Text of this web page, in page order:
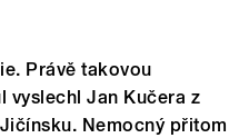
Právě takovou
vyslechl Jan Kučera z
Nemocný přitom